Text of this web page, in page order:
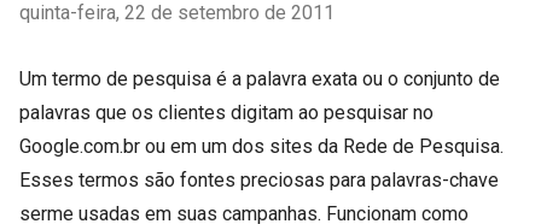
quinta-feira, 22 de setembro de 2011
Um termo de pesquisa é a palavra exata ou o conjunto de
palavras que os clientes digitam ao pesquisar no
Google.com.br ou em um dos sites da Rede de Pesquisa.
Esses termos são fontes preciosas para palavras-chave
serme usadas em suas campanhas. Funcionam como